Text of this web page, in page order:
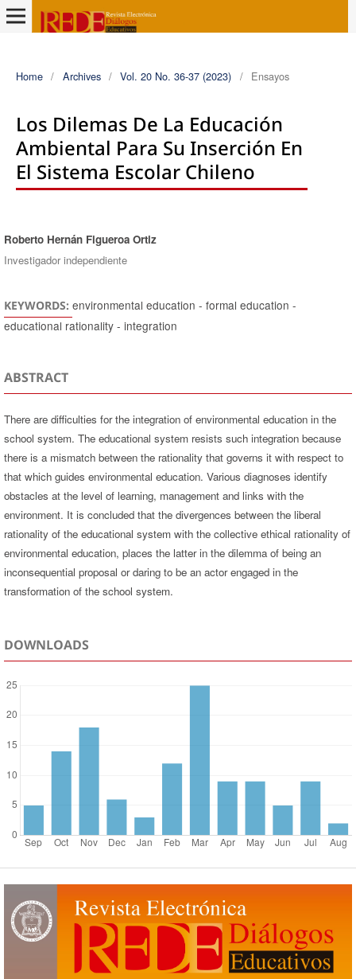
Home / Archives / Vol. 20 No. 36-37 (2023) / Ensayos
Los Dilemas De La Educación
Ambiental Para Su Inserción En
El Sistema Escolar Chileno
Authors
Roberto Hernán Figueroa Ortiz
Investigador independiente
KEYWORDS: environmental education - formal education -
educational rationality - integration
ABSTRACT
There are difficulties for the integration of environmental education in the
school system. The educational system resists such integration because
there is a mismatch between the rationality that governs it with respect to
that which guides environmental education. Various diagnoses identify
obstacles at the level of learning, management and links with the
environment. It is concluded that the divergences between the liberal
rationality of the educational system with the collective ethical rationality of
environmental education, places the latter in the dilemma of being an
inconsequential proposal or daring to be an actor engaged in the
transformation of the school system.
DOWNLOADS